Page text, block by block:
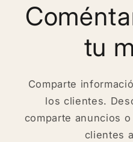
tu
Comparte
los clientes.
comparte anuncios
clientes